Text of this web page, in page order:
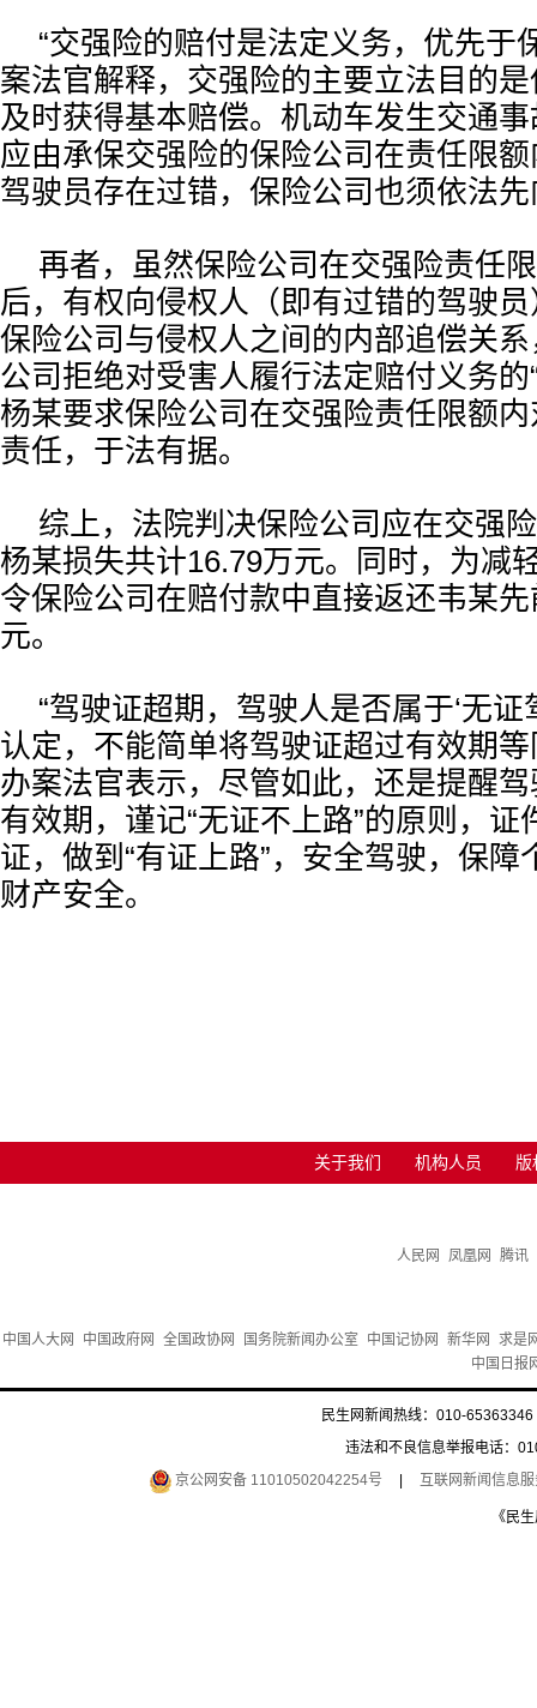
“交强险的赔付是法定义务，优先于
案法官解释，交强险的主要立法目的
及时获得基本赔偿。机动车发生交通
应由承保交强险的保险公司在责任限
驾驶员存在过错，保险公司也须依法
再者，虽然保险公司在交强险责任
后，有权向侵权人（即有过错的驾驶
保险公司与侵权人之间的内部追偿关
公司拒绝对受害人履行法定赔付义务的
杨某要求保险公司在交强险责任限额
责任，于法有据。
综上，法院判决保险公司应在交强
杨某损失共计16.79万元。同时，为减
令保险公司在赔付款中直接返还韦某
元。
“驾驶证超期，驾驶人是否属于‘无证
认定，不能简单将驾驶证超过有效期等
办案法官表示，尽管如此，还是提醒
有效期，谨记“无证不上路”的原则，证
证，做到“有证上路”，安全驾驶，保障
财产安全。
关于我们 机构人员 版
人民网 凤凰网 腾讯
中国人大网 中国政府网 全国政协网 国务院新闻办公室 中国记协网 新华网
求是
中国日报
民生网新闻热线：010-
违法和不良信息举报电话：
京公网安备 11010502042254号
互联网新闻信息
《民